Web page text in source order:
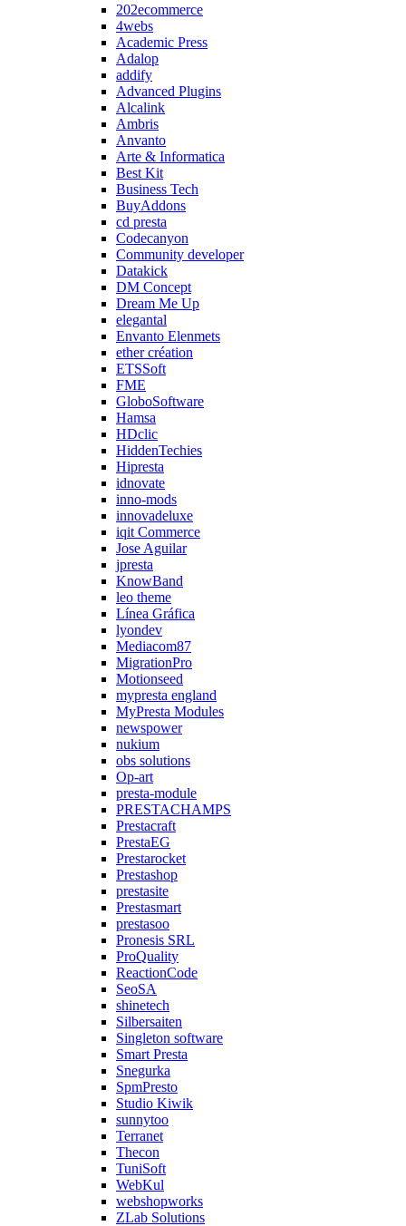
202ecommerce
4webs
Academic Press
Adalop
addify
Advanced Plugins
Alcalink
Ambris
Anvanto
Arte & Informatica
Best Kit
Business Tech
BuyAddons
cd presta
Codecanyon
Community developer
Datakick
DM Concept
Dream Me Up
elegantal
Envanto Elenmets
ether création
ETSSoft
FME
GloboSoftware
Hamsa
HDclic
HiddenTechies
Hipresta
idnovate
inno-mods
innovadeluxe
iqit Commerce
Jose Aguilar
jpresta
KnowBand
leo theme
Línea Gráfica
lyondev
Mediacom87
MigrationPro
Motionseed
mypresta england
MyPresta Modules
newspower
nukium
obs solutions
Op-art
presta-module
PRESTACHAMPS
Prestacraft
PrestaEG
Prestarocket
Prestashop
prestasite
Prestasmart
prestasoo
Pronesis SRL
ProQuality
ReactionCode
SeoSA
shinetech
Silbersaiten
Singleton software
Smart Presta
Snegurka
SpmPresto
Studio Kiwik
sunnytoo
Terranet
Thecon
TuniSoft
WebKul
webshopworks
ZLab Solutions